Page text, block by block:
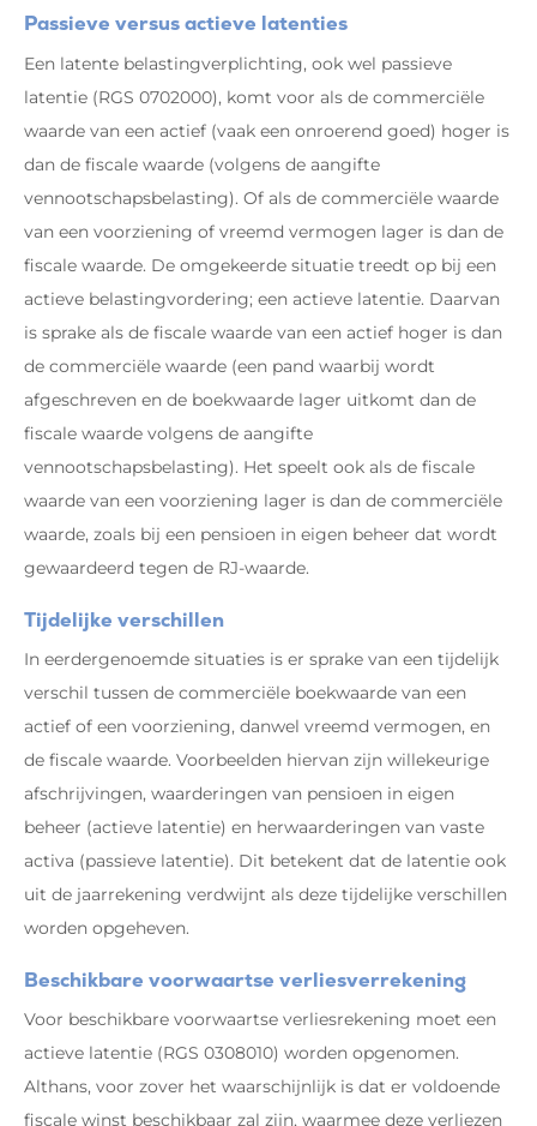
Passieve versus actieve latenties
Een latente belastingverplichting, ook wel passieve
latentie (RGS 0702000), komt voor als de commerciële
waarde van een actief (vaak een onroerend goed) hoger is
dan de fiscale waarde (volgens de aangifte
vennootschapsbelasting). Of als de commerciële waarde
van een voorziening of vreemd vermogen lager is dan de
fiscale waarde. De omgekeerde situatie treedt op bij een
actieve belastingvordering; een actieve latentie. Daarvan
is sprake als de fiscale waarde van een actief hoger is dan
de commerciële waarde (een pand waarbij wordt
afgeschreven en de boekwaarde lager uitkomt dan de
fiscale waarde volgens de aangifte
vennootschapsbelasting). Het speelt ook als de fiscale
waarde van een voorziening lager is dan de commerciële
waarde, zoals bij een pensioen in eigen beheer dat wordt
gewaardeerd tegen de RJ-waarde.
Tijdelijke verschillen
In eerdergenoemde situaties is er sprake van een tijdelijk
verschil tussen de commerciële boekwaarde van een
actief of een voorziening, danwel vreemd vermogen, en
de fiscale waarde. Voorbeelden hiervan zijn willekeurige
afschrijvingen, waarderingen van pensioen in eigen
beheer (actieve latentie) en herwaarderingen van vaste
activa (passieve latentie). Dit betekent dat de latentie ook
uit de jaarrekening verdwijnt als deze tijdelijke verschillen
worden opgeheven.
Beschikbare voorwaartse verliesverrekening
Voor beschikbare voorwaartse verliesrekening moet een
actieve latentie (RGS 0308010) worden opgenomen.
Althans, voor zover het waarschijnlijk is dat er voldoende
fiscale winst beschikbaar zal zijn, waarmee deze verliezen